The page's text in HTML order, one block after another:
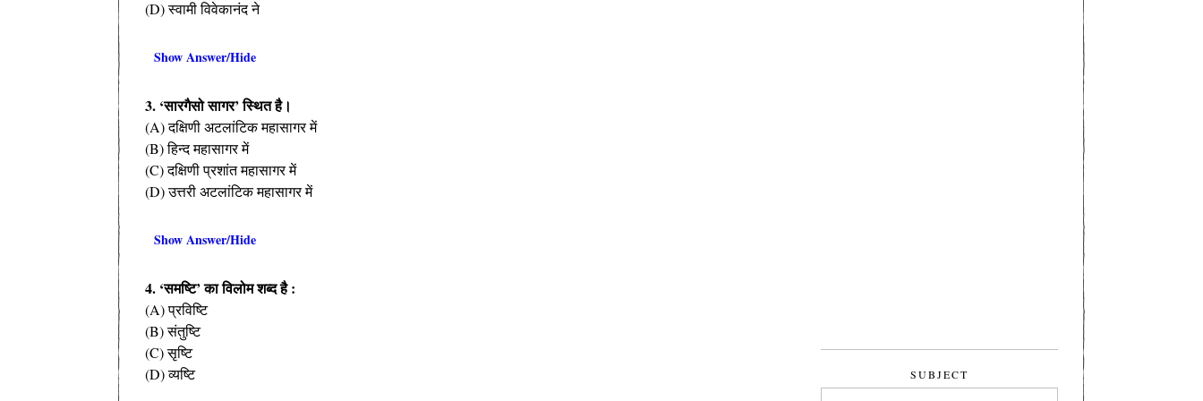
(D) स्वामी विवेकानंद ने
Show Answer/Hide
3. ‘सारगैसो सागर’ स्थित है।
(A) दक्षिणी अटलांटिक महासागर में
(B) हिन्द महासागर में
(C) दक्षिणी प्रशांत महासागर में
(D) उत्तरी अटलांटिक महासागर में
Show Answer/Hide
4. ‘समष्टि’ का विलोम शब्द है :
(A) प्रविष्टि
(B) संतुष्टि
(C) सृष्टि
(D) व्यष्टि
SUBJECT